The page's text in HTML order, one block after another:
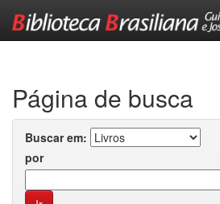
Página de busca
Buscar em:
por